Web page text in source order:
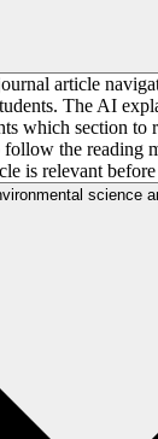
article
The AI
which section to
the reading
is relevant
science